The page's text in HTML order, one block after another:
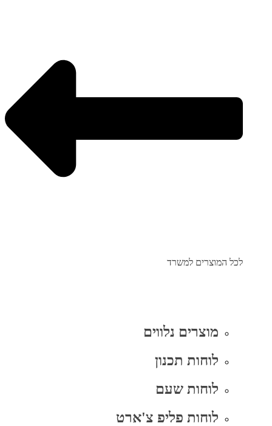
לכל המוצרים למשרד
מוצרים נלווים
לוחות תכנון
לוחות שעם
לוחות פליפ צ'ארט